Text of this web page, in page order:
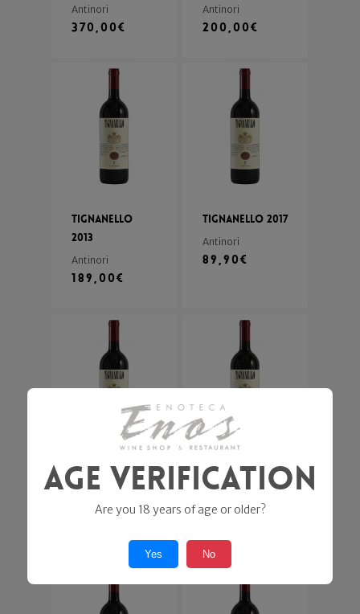
Antinori
370,00€
Antinori
200,00€
Tignanello
2013
Antinori
189,00€
Tignanello 2017
Antinori
89,90€
Tignanello
2019
Antinori
Tignanello
2020
Antinori
Age Verification
Are you 18 years of age or older?
Yes No